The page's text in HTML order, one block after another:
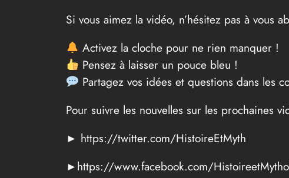
Si vous aimez la vidéo, n’hésitez pas à vous
Activez la cloche pour ne rien manquer !
Pensez à laisser un pouce bleu !
Partagez vos idées et questions dans les
Pour suivre les nouvelles sur les prochaines
► https://twitter.com/HistoireEtMyth
►https://www.facebook.com/